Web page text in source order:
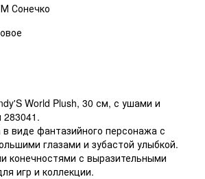
Сонечко
World Plush, 30 см, с ушами и
283041.
виде фантазийного персонажа с
глазами и зубастой улыбкой.
конечностями с выразительными
игр и коллекции.